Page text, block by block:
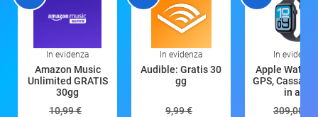
In evidenza
Amazon Music
Unlimited GRATIS
30gg
10,99 €
In evidenza
Audible: Gratis 30
gg
9,99 €
In evidenza
Apple Watch
GPS, Cassa
in all
309,00 €